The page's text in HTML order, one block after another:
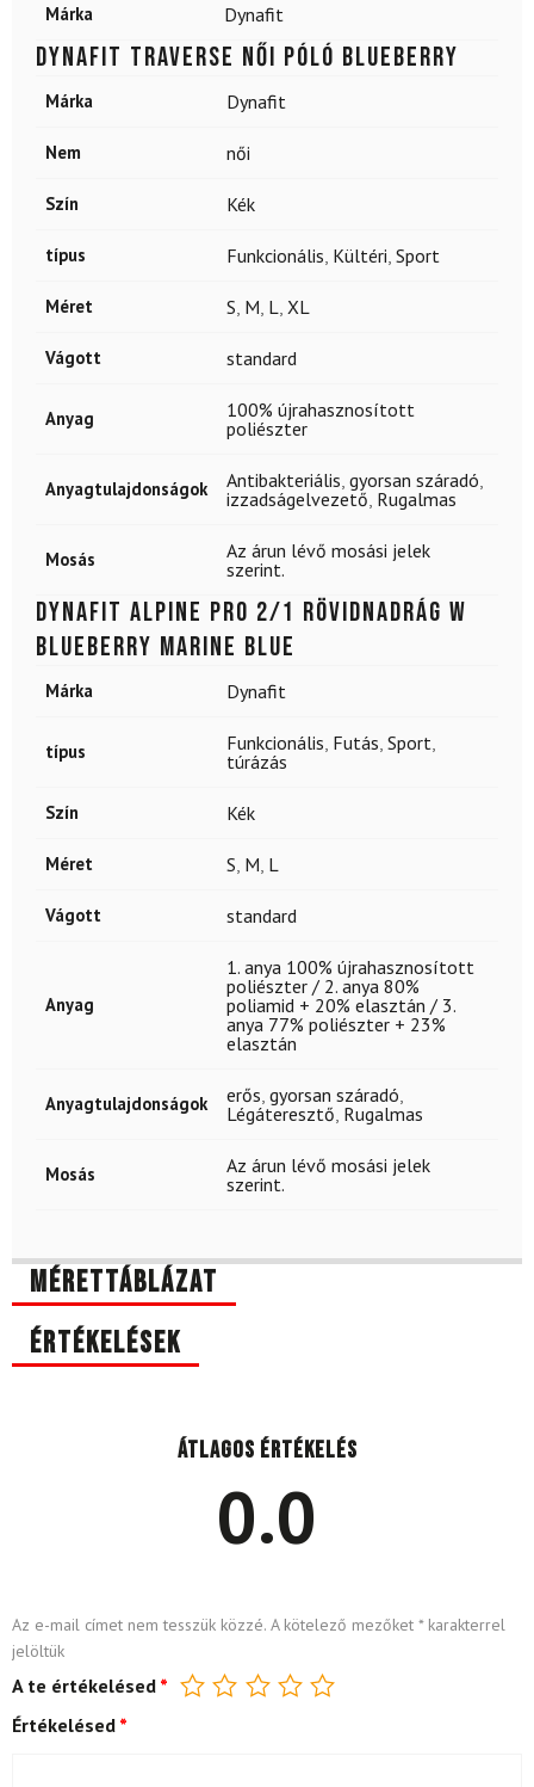
Márka Dynafit
DYNAFIT Traverse női póló Blueberry
Márka Dynafit
Nem női
Szín Kék
típus Funkcionális, Kültéri, Sport
Méret S, M, L, XL
Vágott standard
Anyag
100% újrahasznosított
poliészter
Anyagtulajdonságok Antibakteriális, gyorsan száradó,
izzadságelvezető, Rugalmas
Mosás
Az árun lévő mosási jelek
szerint.
DYNAFIT Alpine Pro 2/1 rövidnadrág W
Blueberry Marine Blue
Márka Dynafit
típus Funkcionális, Futás, Sport,
túrázás
Szín Kék
Méret S, M, L
Vágott standard
Anyag
1. anya 100% újrahasznosított
poliészter / 2. anya 80%
poliamid + 20% elasztán / 3.
anya 77% poliészter + 23%
elasztán
Anyagtulajdonságok erős, gyorsan száradó,
Légáteresztő, Rugalmas
Mosás
Az árun lévő mosási jelek
szerint.
Mérettáblázat
Értékelések
Átlagos értékelés
0.0
Az e-mail címet nem tesszük közzé. A kötelező mezőket *karakterrel
jelöltük
A te értékelésed *
Értékelésed *